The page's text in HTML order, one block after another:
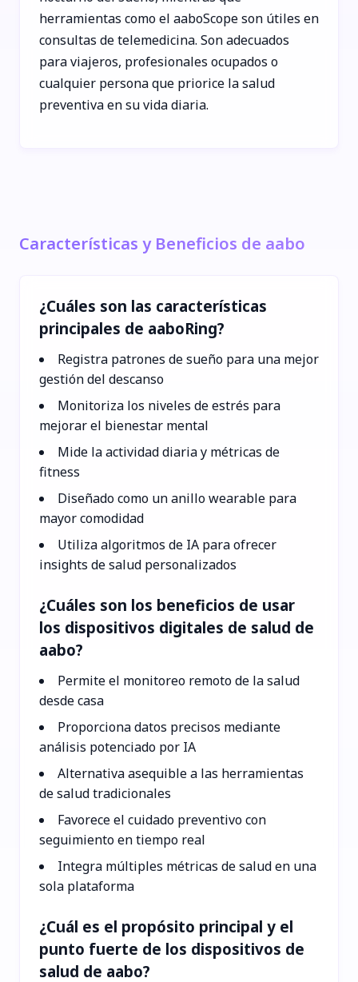
herramientas como el aaboScope son útiles en
consultas de telemedicina. Son adecuados
para viajeros, profesionales ocupados o
cualquier persona que priorice la salud
preventiva en su vida diaria.
Características y Beneficios de aabo
¿Cuáles son las características
principales de aaboRing?
Registra patrones de sueño para una mejor
gestión del descanso
Monitoriza los niveles de estrés para
mejorar el bienestar mental
Mide la actividad diaria y métricas de
fitness
Diseñado como un anillo wearable para
mayor comodidad
Utiliza algoritmos de IA para ofrecer
insights de salud personalizados
¿Cuáles son los beneficios de usar
los dispositivos digitales de salud de
aabo?
Permite el monitoreo remoto de la salud
desde casa
Proporciona datos precisos mediante
análisis potenciado por IA
Alternativa asequible a las herramientas
de salud tradicionales
Favorece el cuidado preventivo con
seguimiento en tiempo real
Integra múltiples métricas de salud en una
sola plataforma
¿Cuál es el propósito principal y el
punto fuerte de los dispositivos de
salud de aabo?